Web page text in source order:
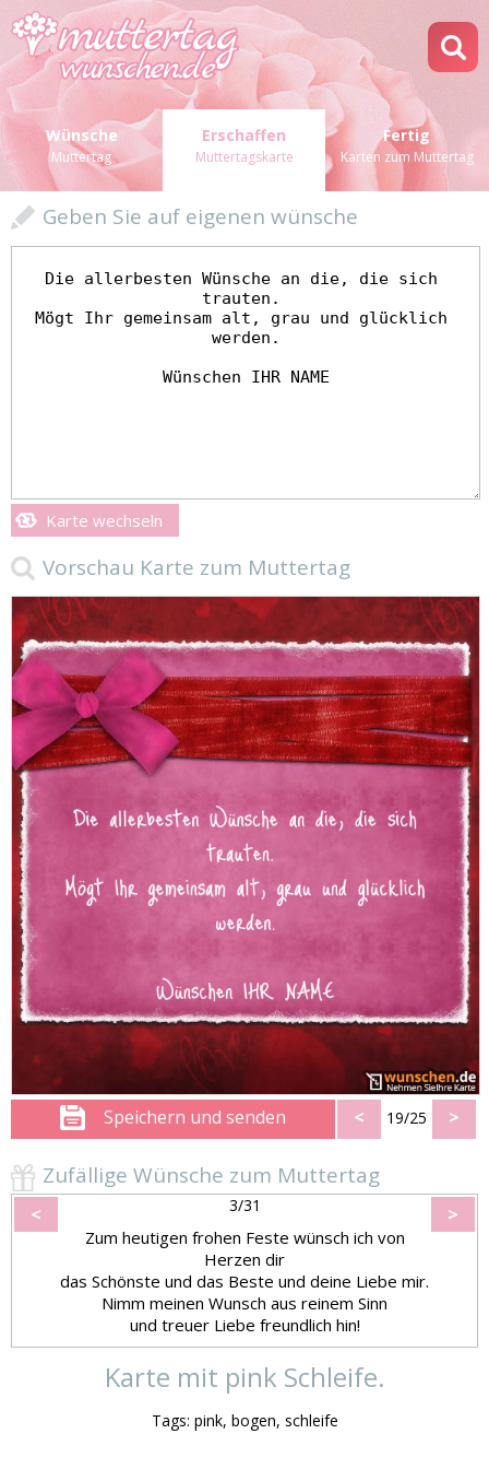
Wünsche
Muttertag
Erschaffen
Muttertagskarte
Fertig
Karten zum Muttertag
Geben Sie auf eigenen wünsche
Karte wechseln
Vorschau Karte zum Muttertag
Speichern und senden < 19/25 >
Zufällige Wünsche zum Muttertag
< 3/31 >
Zum heutigen frohen Feste wünsch ich von
Herzen dir
das Schönste und das Beste und deine Liebe mir.
Nimm meinen Wunsch aus reinem Sinn
und treuer Liebe freundlich hin!
Karte mit pink Schleife.
Tags: pink, bogen, schleife